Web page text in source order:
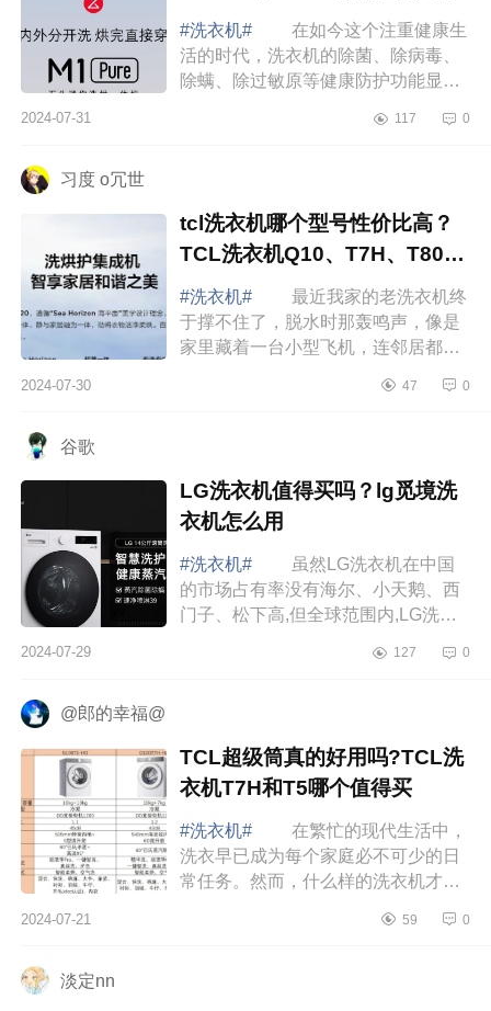
#洗衣机#
在如今这个注重健康生
活的时代，洗衣机的除菌、除病毒、
除螨、除过敏原等健康防护功能显得
头洗衣机怎么样？石头M1Pure和
2024-07-31 117 0
习度 o冗世
tcl洗衣机哪个型号性价比高？
TCL洗衣机Q10、T7H、T800
哪款好用
#洗衣机#
最近我家的老洗衣机终
于撑不住了，脱水时那轰鸣声，像是
家里藏着一台小型飞机，连邻居都忍
为大家介绍下tcl洗衣机哪个型号性价
2024-07-30 47 0
谷歌
LG洗衣机值得买吗？lg觅境洗
衣机怎么用
#洗衣机#
虽然LG洗衣机在中国
的市场占有率没有海尔、小天鹅、西
门子、松下高,但全球范围内,LG洗衣
LG洗衣机值得买吗？lg觅境洗衣机怎
2024-07-29 127 0
@郎的幸福@
TCL超级筒真的好用吗?TCL洗
衣机T7H和T5哪个值得买
#洗衣机#
在繁忙的现代生活中，
洗衣早已成为每个家庭必不可少的日
常任务。然而，什么样的洗衣机才能
面小编为大家介绍下TCL超级筒真的
2024-07-21 59 0
淡定nn